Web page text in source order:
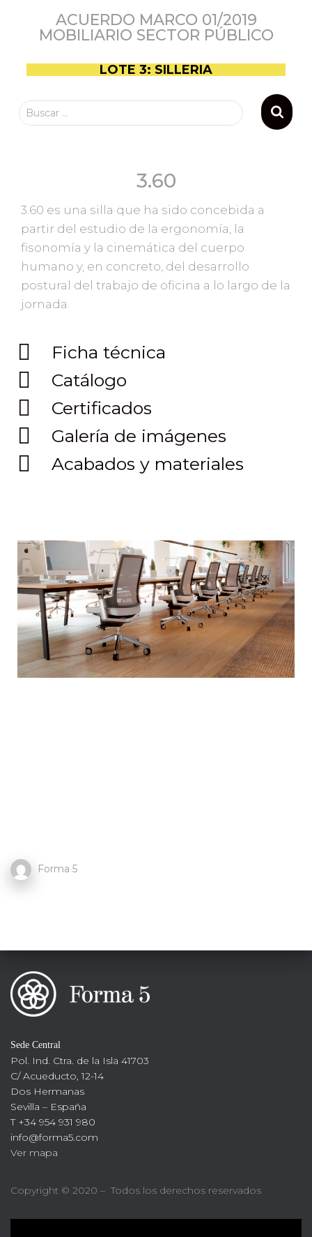
ACUERDO MARCO 01/2019
MOBILIARIO SECTOR PÚBLICO
LOTE 3: SILLERIA
Buscar …
3.60
3.60 es una silla que ha sido concebida a
partir del estudio de la ergonomía, la
fisonomía y la cinemática del cuerpo
humano y, en concreto, del desarrollo
postural del trabajo de oficina a lo largo de la
jornada.
Ficha técnica
Catálogo
Certificados
Galería de imágenes
Acabados y materiales
Forma 5
Sede Central
Pol. Ind. Ctra. de la Isla 41703
C/ Acueducto, 12-14
Dos Hermanas
Sevilla – España
T +34 954 931 980
info@forma5.com
Ver mapa
Copyright © 2020 – Todos los derechos reservados